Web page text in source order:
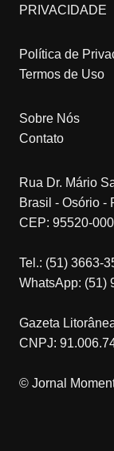
PRIVACIDADE
Política de
Termos de Uso
Sobre Nós
Contato
Rua Dr. Mário
Brasil - Osório -
CEP: 95520-000
Tel.: (51) 3663-
WhatsApp: (51)
Gazeta
CNPJ:
© Jornal